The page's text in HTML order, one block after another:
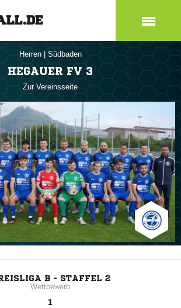
Herren Südbaden
HEGAUER FV 3
Zur Vereinsseite
B - STAFFEL 2
Wettbewerb
1